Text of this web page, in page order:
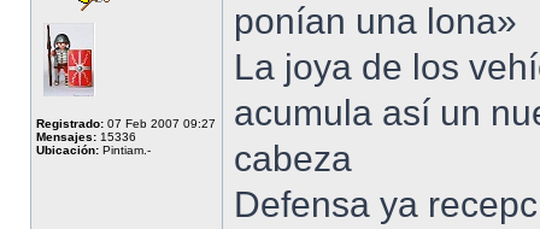
Registrado: 07 Feb 2007 09:27
Mensajes: 15336
Ubicación: Pintiam.-
ponían una lona»
La joya de los
acumula así un
cabeza
Defensa ya